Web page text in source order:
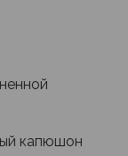
активного
-
капюшон